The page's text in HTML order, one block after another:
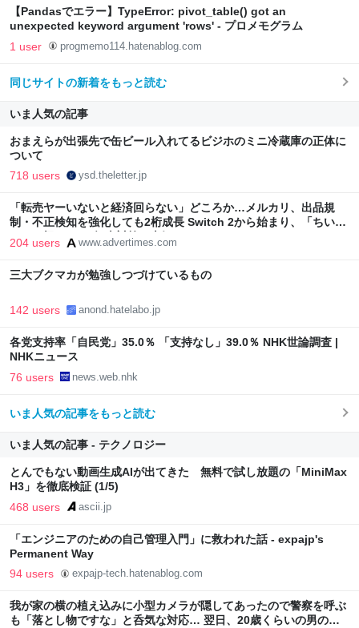
【Pandasでエラー】TypeError: pivot_table() got an
unexpected keyword argument 'rows' - プロメモグラム
1 user progmemo114.hatenablog.com
同じサイトの新着をもっと読む
いま人気の記事
おまえらが出張先で缶ビール入れてるビジホのミニ冷蔵庫の正体に
ついて
718 users ysd.theletter.jp
「転売ヤーいないと経済回らない」どころか…メルカリ、出品規
制・不正検知を強化しても2桁成長 Switch 2から始まり、「ちいか
わ」で極まった“転売対策の本気”
204 users www.advertimes.com
三大ブクマカが勉強しつづけているもの
142 users anond.hatelabo.jp
各党支持率「自民党」35.0％ 「支持なし」39.0％ NHK世論調査 |
NHKニュース
76 users news.web.nhk
いま人気の記事をもっと読む
いま人気の記事 - テクノロジー
とんでもない動画生成AIが出てきた 無料で試し放題の「MiniMax
H3」を徹底検証 (1/5)
468 users ascii.jp
「エンジニアのための自己管理入門」に救われた話 - expajp's
Permanent Way
94 users expajp-tech.hatenablog.com
我が家の横の植え込みに小型カメラが隠してあったので警察を呼ぶ
も「落とし物ですな」と呑気な対応… 翌日、20歳くらいの男の子